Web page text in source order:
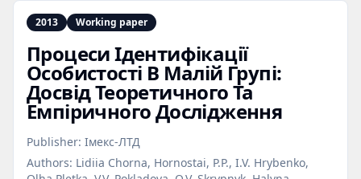
2013 Working paper
Процеси Ідентифікації
Особистості В Малій Групі:
Досвід Теоретичного Та
Емпіричного Дослідження
Publisher: Імекс-ЛТД
Authors: Lidiia Chorna, Hornostai, P.P., I.V. Hrybenko,